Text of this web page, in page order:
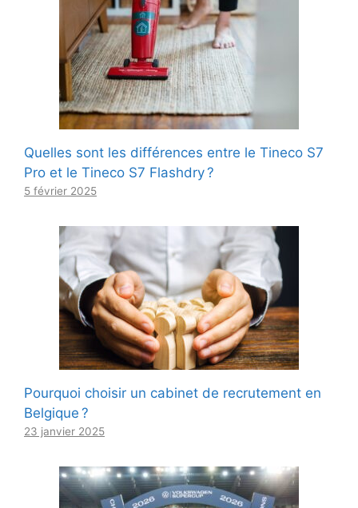
Quelles sont les différences entre le Tineco S7
Pro et le Tineco S7 Flashdry ?
5 février 2025
Pourquoi choisir un cabinet de recrutement en
Belgique ?
23 janvier 2025